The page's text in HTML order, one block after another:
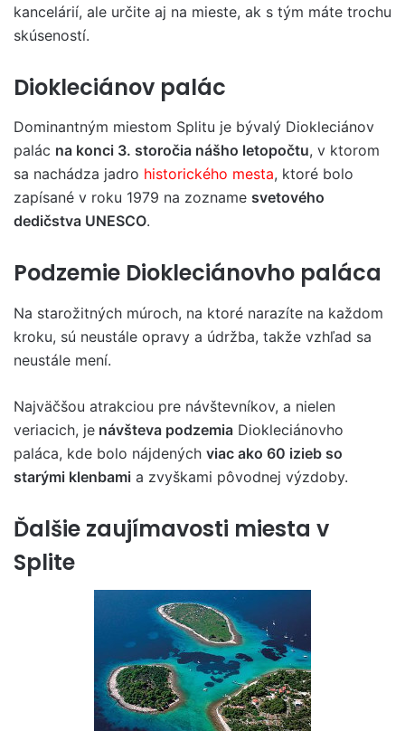
kancelárií, ale určite aj na mieste, ak s tým máte trochu
skúseností.
Diokleciánov palác
Dominantným miestom Splitu je bývalý Diokleciánov
palác na konci 3. storočia nášho letopočtu, v ktorom
sa nachádza jadro historického mesta, ktoré bolo
zapísané v roku 1979 na zozname svetového
dedičstva UNESCO.
Podzemie Diokleciánovho paláca
Na starožitných múroch, na ktoré narazíte na každom
kroku, sú neustále opravy a údržba, takže vzhľad sa
neustále mení.
Najväčšou atrakciou pre návštevníkov, a nielen
veriacich, je návšteva podzemia Diokleciánovho
paláca, kde bolo nájdených viac ako 60 izieb so
starými klenbami a zvyškami pôvodnej výzdoby.
Ďalšie zaujímavosti miesta v
Splite